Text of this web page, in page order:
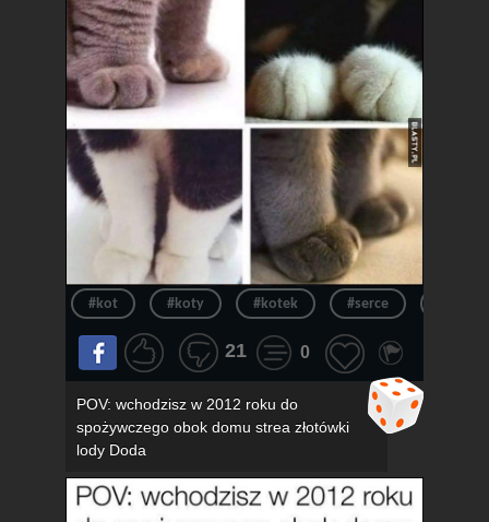
#kot #koty #kotek #serce
21 0
POV: wchodzisz w 2012 roku do
spożywczego obok domu strea złotówki
lody Doda